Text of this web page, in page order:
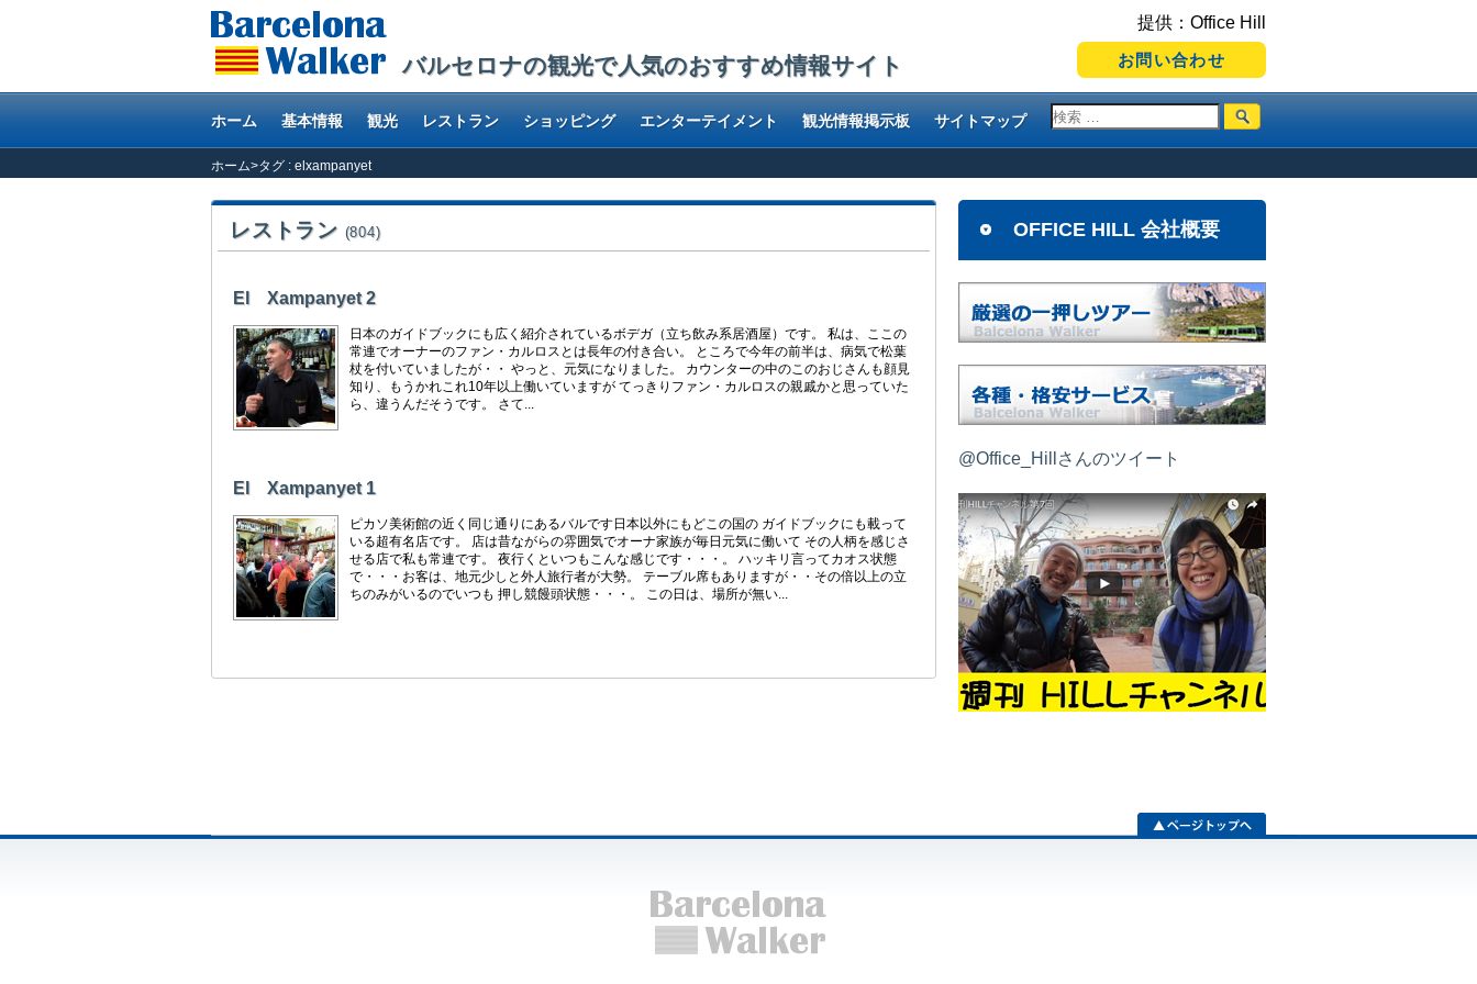
バルセロナの観光で人気のおすすめ情報サイト
提供：Office Hill
お問い合わせ
ホーム 基本情報 観光 レストラン ショッピング エンターテイメント 観光情報掲示板 サイトマップ
ホーム>タグ : elxampanyet
レストラン (804)
El Xampanyet 2
日本のガイドブックにも広く紹介されているボデガ（立ち飲み系居酒屋）です。 私は、ここの
常連でオーナーのファン・カルロスとは長年の付き合い。 ところで今年の前半は、病気で松葉
杖を付いていましたが・・ やっと、元気になりました。 カウンターの中のこのおじさんも顔見
知り、もうかれこれ10年以上働いていますが てっきりファン・カルロスの親戚かと思っていた
ら、違うんだそうです。 さて...
El Xampanyet 1
ピカソ美術館の近く同じ通りにあるバルです日本以外にもどこの国の ガイドブックにも載って
いる超有名店です。 店は昔ながらの雰囲気でオーナ家族が毎日元気に働いて その人柄を感じさ
せる店で私も常連です。 夜行くといつもこんな感じです・・・。 ハッキリ言ってカオス状態
で・・・お客は、地元少しと外人旅行者が大勢。 テーブル席もありますが・・その倍以上の立
ちのみがいるのでいつも 押し競饅頭状態・・・。 この日は、場所が無い...
OFFICE HILL 会社概要
@Office_Hillさんのツイート